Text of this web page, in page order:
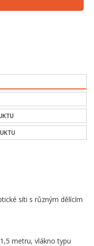
síti s různým dělícím
metru, vlákno typu